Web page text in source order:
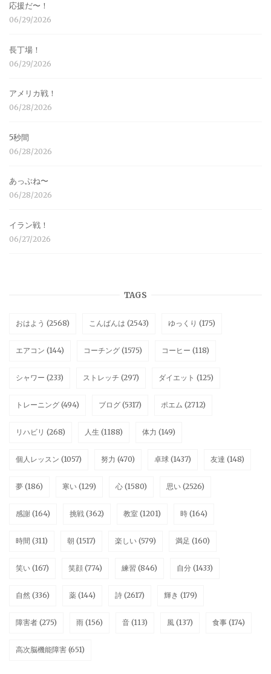
応援だ〜！
06/29/2026
長丁場！
06/29/2026
アメリカ戦！
06/28/2026
5秒間
06/28/2026
あっぶね〜
06/28/2026
イラン戦！
06/27/2026
TAGS
おはよう (2568) こんばんは (2543) ゆっくり (175)
エアコン (144) コーチング (1575) コーヒー (118)
シャワー (233) ストレッチ (297) ダイエット (125)
トレーニング (494) ブログ (5317) ポエム (2712)
リハビリ (268) 人生 (1188) 体力 (149)
個人レッスン (1057) 努力 (470) 卓球 (1437) 友達 (148)
夢 (186) 寒い (129) 心 (1580) 思い (2526)
感謝 (164) 挑戦 (362) 教室 (1201) 時 (164)
時間 (311) 朝 (1517) 楽しい (579) 満足 (160)
笑い (167) 笑顔 (774) 練習 (846) 自分 (1433)
自然 (336) 薬 (144) 詩 (2617) 輝き (179)
障害者 (275) 雨 (156) 音 (113) 風 (137) 食事 (174)
高次脳機能障害 (651)